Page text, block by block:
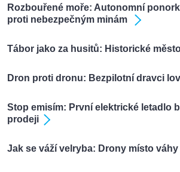
Rozbouřené moře: Autonomní
proti nebezpečným minám
Tábor jako za husitů: Historické
Dron proti dronu: Bezpilotní dravci
Stop emisím: První elektrické letadlo
prodeji
Jak se váží velryba: Drony místo váhy